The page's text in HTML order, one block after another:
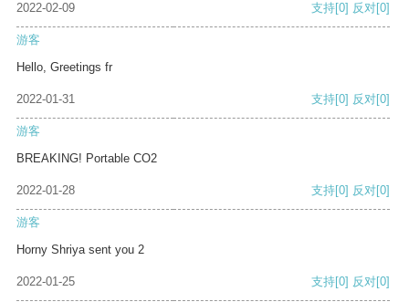
2022-02-09 支持[0] 反对[0]
游客
Hello, Greetings fr
2022-01-31 支持[0] 反对[0]
游客
BREAKING! Portable CO2
2022-01-28 支持[0] 反对[0]
游客
Horny Shriya sent you 2
2022-01-25 支持[0] 反对[0]